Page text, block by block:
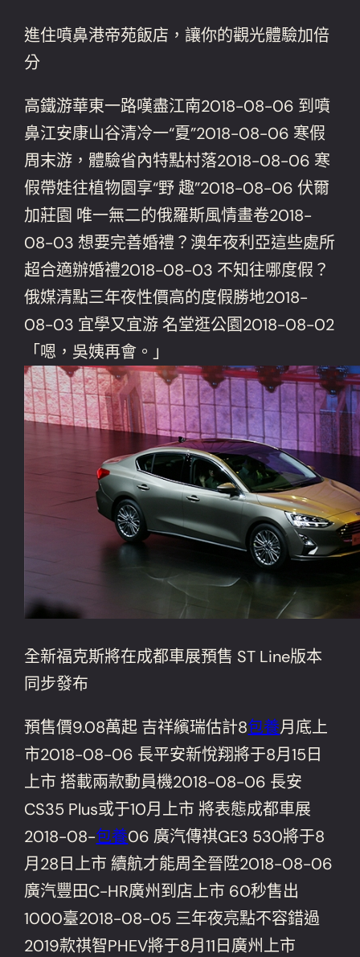
進住噴鼻港帝苑飯店，讓你的觀光體驗加倍
分
高鐵游華東一路嘆盡江南2018-08-06 到噴
鼻江安康山谷清冷一“夏”2018-08-06 寒假
周末游，體驗省內特點村落2018-08-06 寒
假帶娃往植物園享“野 趣”2018-08-06 伏爾
加莊園 唯一無二的俄羅斯風情畫卷2018-
08-03 想要完善婚禮？澳年夜利亞這些處所
超合適辦婚禮2018-08-03 不知往哪度假？
俄媒清點三年夜性價高的度假勝地2018-
08-03 宜學又宜游 名堂逛公園2018-08-02
「嗯，吳姨再會。」
全新福克斯將在成都車展預售 ST Line版本
同步發布
預售價9.08萬起 吉祥繽瑞估計8包養月底上
市2018-08-06 長平安新悅翔將于8月15日
上市 搭載兩款動員機2018-08-06 長安
CS35 Plus或于10月上市 將表態成都車展
2018-08-包養06 廣汽傳祺GE3 530將于8
月28日上市 續航才能周全晉陞2018-08-06
廣汽豐田C-HR廣州到店上市 60秒售出
1000臺2018-08-05 三年夜亮點不容錯過
2019款祺智PHEV將于8月11日廣州上市